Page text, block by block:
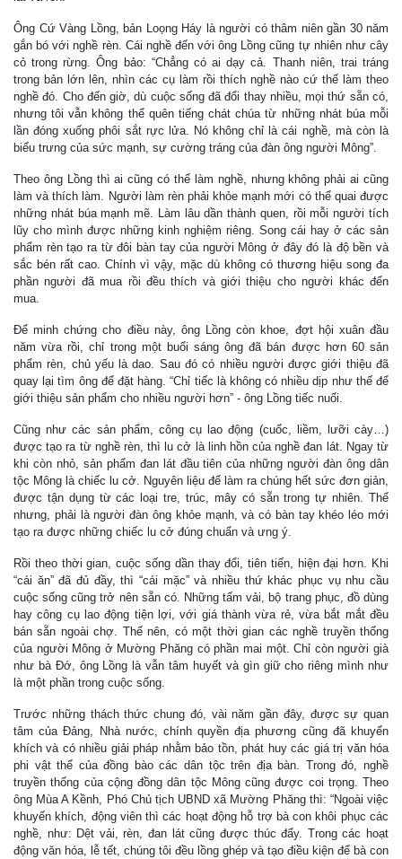
Ông Cứ Vàng Lồng, bản Loọng Háy là người có thâm niên gần 30 năm
gắn bó với nghề rèn. Cái nghề đến với ông Lồng cũng tự nhiên như cây
cỏ trong rừng. Ông bảo: “Chẳng có ai dạy cả. Thanh niên, trai tráng
trong bản lớn lên, nhìn các cụ làm rồi thích nghề nào cứ thế làm theo
nghề đó. Cho đến giờ, dù cuộc sống đã đổi thay nhiều, mọi thứ sẵn có,
nhưng tôi vẫn không thể quên tiếng chát chúa từ những nhát búa mỗi
lần đóng xuống phôi sắt rực lửa. Nó không chỉ là cái nghề, mà còn là
biểu trưng của sức mạnh, sự cường tráng của đàn ông người Mông”.
Theo ông Lồng thì ai cũng có thể làm nghề, nhưng không phải ai cũng
làm và thích làm. Người làm rèn phải khỏe mạnh mới có thể quai được
những nhát búa mạnh mẽ. Làm lâu dần thành quen, rồi mỗi người tích
lũy cho mình được những kinh nghiệm riêng. Song cái hay ở các sản
phẩm rèn tạo ra từ đôi bàn tay của người Mông ở đây đó là độ bền và
sắc bén rất cao. Chính vì vậy, mặc dù không có thương hiệu song đa
phần người đã mua rồi đều thích và giới thiệu cho người khác đến
mua.
Ðể minh chứng cho điều này, ông Lồng còn khoe, đợt hội xuân đầu
năm vừa rồi, chỉ trong một buổi sáng ông đã bán được hơn 60 sản
phẩm rèn, chủ yếu là dao. Sau đó có nhiều người được giới thiệu đã
quay lại tìm ông để đặt hàng. “Chỉ tiếc là không có nhiều dịp như thế để
giới thiệu sản phẩm cho nhiều người hơn” - ông Lồng tiếc nuối.
Cũng như các sản phẩm, công cụ lao động (cuốc, liềm, lưỡi cày…)
được tạo ra từ nghề rèn, thì lu cở là linh hồn của nghề đan lát. Ngay từ
khi còn nhỏ, sản phẩm đan lát đầu tiên của những người đàn ông dân
tộc Mông là chiếc lu cở. Nguyên liệu để làm ra chúng hết sức đơn giản,
được tận dụng từ các loại tre, trúc, mây có sẵn trong tự nhiên. Thế
nhưng, phải là người đàn ông khỏe mạnh, và có bàn tay khéo léo mới
tạo ra được những chiếc lu cở đúng chuẩn và ưng ý.
Rồi theo thời gian, cuộc sống dần thay đổi, tiên tiến, hiện đại hơn. Khi
“cái ăn” đã đủ đầy, thì “cái mặc” và nhiều thứ khác phục vụ nhu cầu
cuộc sống cũng trở nên sẵn có. Những tấm vải, bộ trang phục, đồ dùng
hay công cụ lao động tiện lợi, với giá thành vừa rẻ, vừa bắt mắt đều
bán sẵn ngoài chợ. Thế nên, có một thời gian các nghề truyền thống
của người Mông ở Mường Phăng có phần mai một. Chỉ còn người già
như bà Ðớ, ông Lồng là vẫn tâm huyết và gìn giữ cho riêng mình như
là một phần trong cuộc sống.
Trước những thách thức chung đó, vài năm gần đây, được sự quan
tâm của Ðảng, Nhà nước, chính quyền địa phương cũng đã khuyến
khích và có nhiều giải pháp nhằm bảo tồn, phát huy các giá trị văn hóa
phi vật thể của đồng bào các dân tộc trên địa bàn. Trong đó, nghề
truyền thống của cộng đồng dân tộc Mông cũng được coi trọng. Theo
ông Mùa A Kềnh, Phó Chủ tịch UBND xã Mường Phăng thì: “Ngoài việc
khuyến khích, động viên thì các hoạt động hỗ trợ bà con khôi phục các
nghề, như: Dệt vải, rèn, đan lát cũng được thúc đẩy. Trong các hoạt
động văn hóa, lễ tết, chúng tôi đều lồng ghép và tạo điều kiện để bà con